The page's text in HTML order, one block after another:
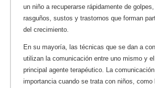
un niño a recuperarse rápidamente de
rasguños, sustos y trastornos que forman
del crecimiento.
En su mayoría, las técnicas que se dan a
utilizan la comunicación entre uno mismo y
principal agente terapéutico. La
importancia cuando se trata con niños, como